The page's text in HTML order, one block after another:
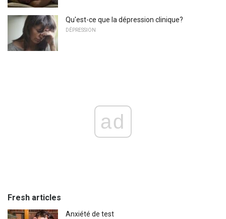
Qu'est-ce que la dépression clinique?
DÉPRESSION
ad
Fresh articles
Anxiété de test